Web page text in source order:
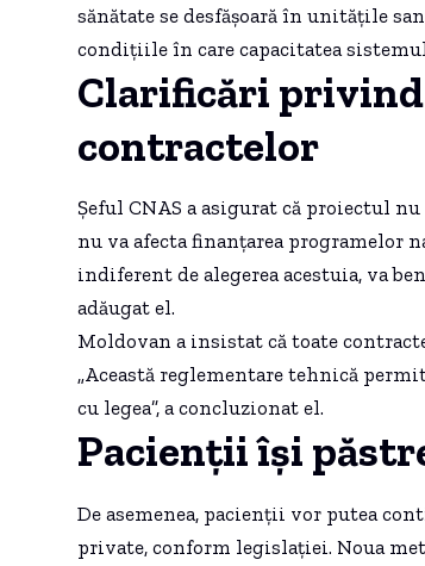
sănătate se desfășoară în unitățile
condițiile în care capacitatea
Clarificări
contractelor
Șeful CNAS a asigurat că proiectul
nu va afecta finanțarea programelor
indiferent de alegerea acestuia, va
adăugat el.
Moldovan a insistat că toate
„Această reglementare tehnică
cu legea”, a concluzionat el.
Pacienții își
De asemenea, pacienții vor putea
private, conform legislației. Noua